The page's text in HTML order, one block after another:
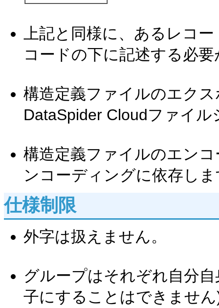
上記と同様に、あるレコ
コードの下に記述する必
構造定義ファイルのエク
DataSpider Cloudファイ
構造定義ファイルのエン
ンコーディングに依存し
仕様制限
外字は扱えません。
グループはそれぞれ自分
子にすることはできませ